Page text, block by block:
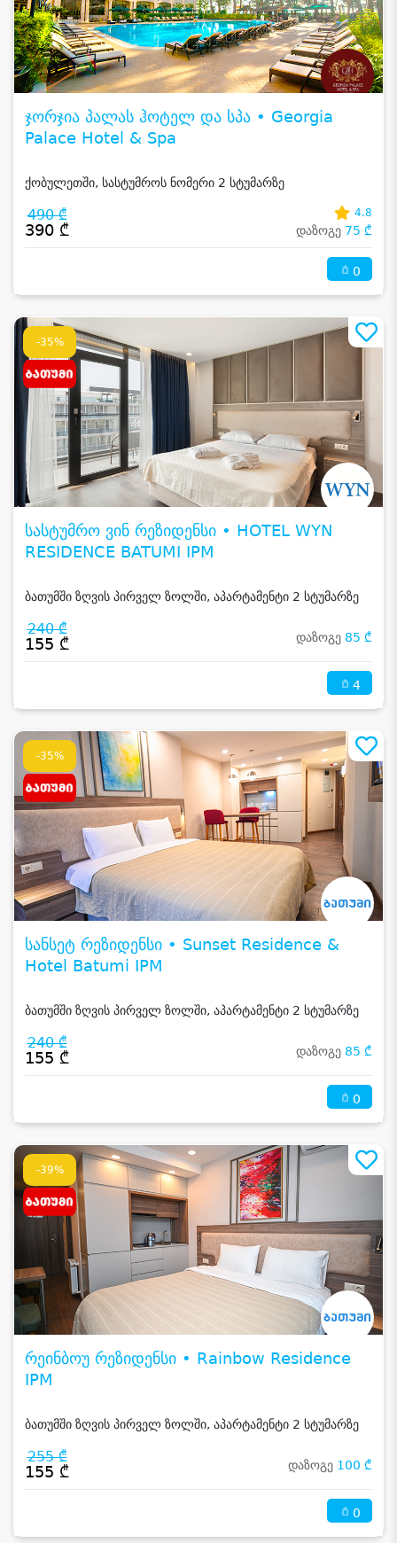
ჯორჯია პალას ჰოტელ და სპა • Georgia
Palace Hotel & Spa
ქობულეთში, სასტუმროს ნომერი 2 სტუმარზე
490 ₾
390 ₾
4.8
დაზოგე 75 ₾
0
-35%
სასტუმრო ვინ რეზიდენსი • HOTEL WYN
RESIDENCE BATUMI IPM
ბათუმში ზღვის პირველ ზოლში, აპარტამენტი 2 სტუმარზე
240 ₾
155 ₾ დაზოგე 85 ₾
4
-35%
სანსეტ რეზიდენსი • Sunset Residence &
Hotel Batumi IPM
ბათუმში ზღვის პირველ ზოლში, აპარტამენტი 2 სტუმარზე
240 ₾
155 ₾ დაზოგე 85 ₾
0
-39%
რეინბოუ რეზიდენსი • Rainbow Residence
IPM
ბათუმში ზღვის პირველ ზოლში, აპარტამენტი 2 სტუმარზე
255 ₾
155 ₾ დაზოგე 100 ₾
0